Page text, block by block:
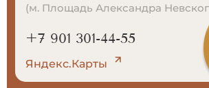
(м. Площадь Александра
+7 901 301-44-55
Яндекс.Карты